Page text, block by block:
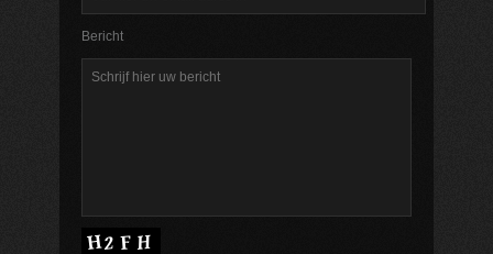
Bericht